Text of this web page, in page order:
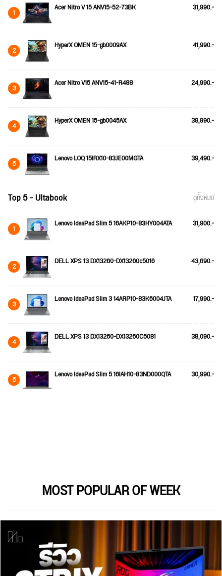
1 Acer Nitro V 15 ANV15-52-73BK 31,990.-
2 HyperX OMEN 15-gb0009AX 41,990.-
3 Acer Nitro V15 ANV15-41-R488 24,990.-
4 HyperX OMEN 15-gb0045AX 39,990.-
5 Lenovo LOQ 15IRX10-83JE00MGTA 39,490.-
Top 5 - Ultabook ดูทั้งหมด
1 Lenovo IdeaPad Slim 5 16AKP10-83HY004ATA 31,900.-
2 DELL XPS 13 DX13260-DX13260c5016 43,690.-
3 Lenovo IdeaPad Slim 3 14ARP10-83K6004JTA 17,990.-
4 DELL XPS 13 DX13260-DX13260C5081 38,090.-
5 Lenovo IdeaPad Slim 5 16IAH10-83ND000QTA 30,990.-
MOST POPULAR OF WEEK